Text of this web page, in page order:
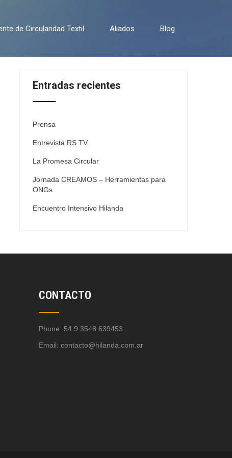
de Circularidad Textil Aliados Blog
Entradas recientes
Prensa
Entrevista RS TV
La Promesa Circular
Jornada CREAMOS – Herramientas para
ONGs
Encuentro Intensivo Hilanda
CONTACTO
Phone: 54 9 3548 639453
Email: contacto@hilanda.com.ar